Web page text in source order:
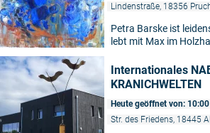
Lindenstraße, 18356
Petra Barske ist
lebt mit Max im
Internationales
KRANICHWELTEN
Heute geöffnet von:
Str. des Friedens, 18445